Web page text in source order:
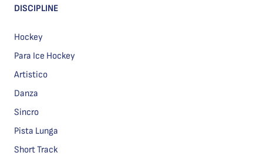
DISCIPLINE
Hockey
Para Ice Hockey
Artistico
Danza
Sincro
Pista Lunga
Short Track